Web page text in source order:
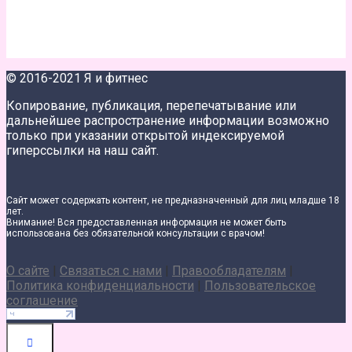
© 2016-2021 Я и фитнес
Копирование, публикация, перепечатывание или
дальнейшее распространение информации возможно
только при указании открытой индексируемой
гиперссылки на наш сайт.
Сайт может содержать контент, не предназначенный для лиц младше 18
лет.
Внимание! Вся предоставленная информация не может быть
использована без обязательной консультации с врачом!
О сайте | Связаться с нами | Правообладателям |
Политика конфиденциальности | Пользовательское
соглашение